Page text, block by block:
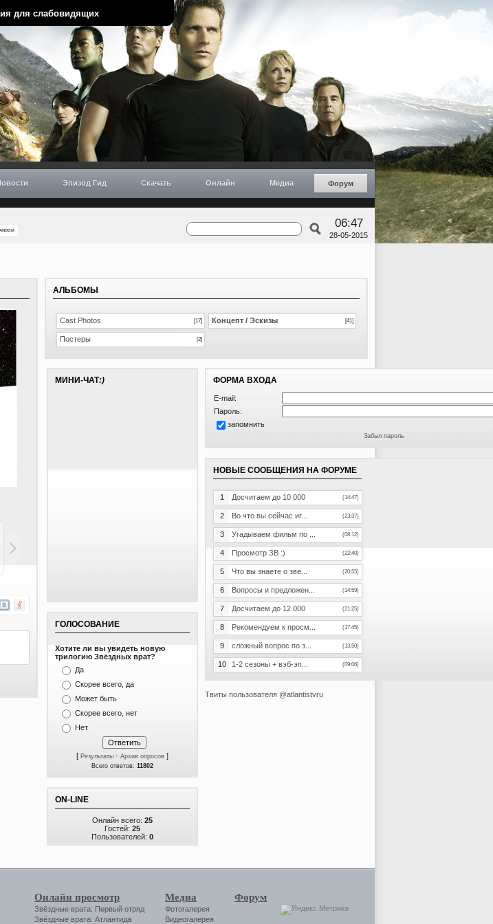
для слабовидящих
Эпизод Гид Скачать Онлайн Медиа Форум
06:47
28-05-2015
АЛЬБОМЫ
Cast Photos [17] Концепт / Эскизы [41]
Постеры [2]
МИНИ-ЧАТ:)
ГОЛОСОВАНИЕ
Хотите ли вы увидеть новую
трилогию Звёздных врат?
Да
Скорее всего, да
Может быть
Скорее всего, нет
Нет
[ Результаты · Архив опросов ]
Всего ответов: 11802
ON-LINE
Онлайн всего: 25
Гостей: 25
Пользователей: 0
ФОРМА ВХОДА
E-mail:
Пароль:
запомнить
Забыл пароль
НОВЫЕ СООБЩЕНИЯ НА ФОРУМЕ
1 Досчитаем до 10 000 (14:47)
2 Во что вы сейчас иг... (23:37)
3 Угадываем фильм по ... (08:12)
4 Просмотр ЗВ :) (22:40)
5 Что вы знаете о зве... (20:55)
6 Вопросы и предложен... (14:59)
7 Досчитаем до 12 000 (21:25)
8 Рекомендуем к просм... (17:45)
9 сложный вопрос по з... (13:50)
10 1-2 сезоны + вэб-эп... (09:06)
Твиты пользователя @atlantistvru
Онлайн просмотр
Звёздные врата: Первый отряд
Звёздные врата: Атлантида
Медиа
Фотогалерея
Видеогалерея
Форум